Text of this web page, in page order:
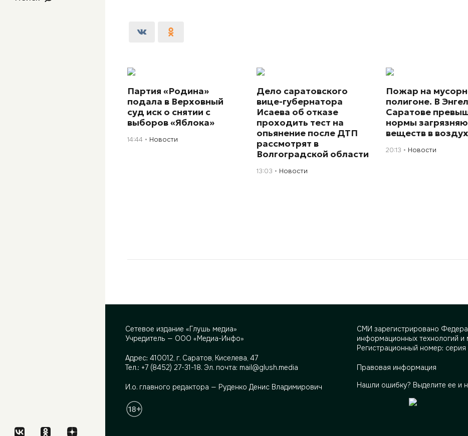
Партия «Родина»
подала в Верховный
суд иск о снятии с
выборов «Яблока»
14:44 Новости
Дело саратовского
вице-губернатора
Исаева об отказе
проходить тест на
опьянение после ДТП
рассмотрят в
Волгоградской области
13:03 Новости
Пожар на
полигоне. В
Саратове
нормы
веществ в
20:13 Новости
Сетевое издание «Глушь медиа»
Учредитель — ООО «Медиа-Инфо»
Адрес: 410012, г. Саратов, Киселева, 47
Тел.: +7 (8452) 27-31-18. Эл. почта: mail@glush.media
И.о. главного редактора — Руденко Денис Владимирович
СМИ зарегистрировано
информационных технологий
Регистрационный номер:
Правовая информация
Нашли ошибку? Выделите ее и